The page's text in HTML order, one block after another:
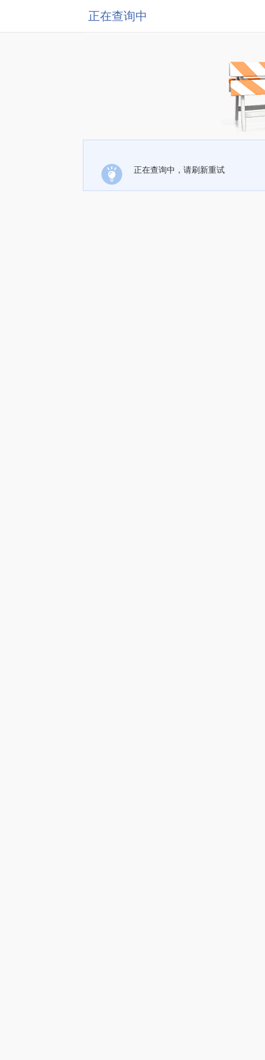
正在查询中
正在查询中，请刷新重试